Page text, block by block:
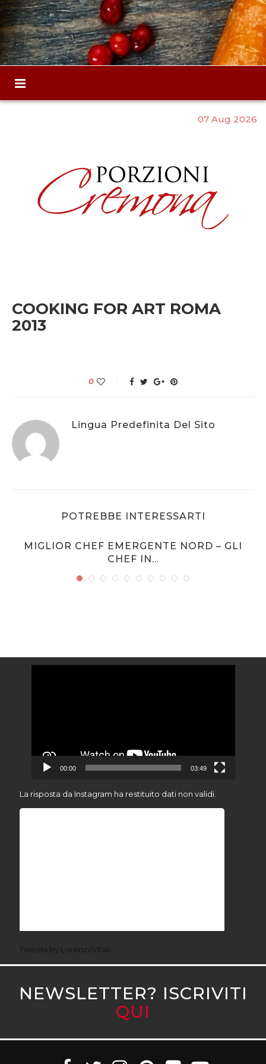
07 Aug 2026
COOKING FOR ART ROMA
2013
0
Lingua Predefinita Del Sito
POTREBBE INTERESSARTI
MIGLIOR CHEF EMERGENTE NORD – GLI
CHEF IN...
00:00 03:49
La risposta da Instagram ha restituito dati non validi.
Tweets by LorenzaVitali
NEWSLETTER? ISCRIVITI
QUI